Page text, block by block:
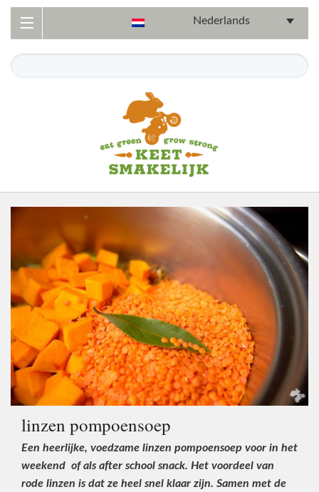
Nederlands
linzen pompoensoep
Een heerlijke, voedzame linzen pompoensoep voor in het
weekend of als after school snack. Het voordeel van
rode linzen is dat ze heel snel klaar zijn. Samen met de